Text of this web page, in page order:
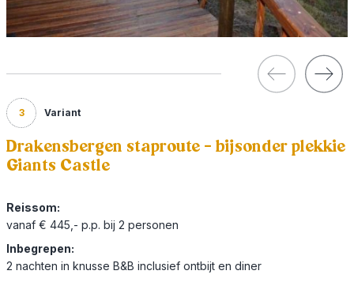
3 Variant
Drakensbergen staproute - bijsonder plekkie
Giants Castle
Reissom:
vanaf € 445,- p.p. bij 2 personen
Inbegrepen:
2 nachten in knusse B&B inclusief ontbijt en diner